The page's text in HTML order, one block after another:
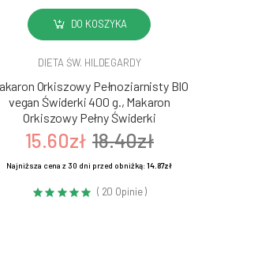
DO KOSZYKA
DIETA ŚW. HILDEGARDY
Orkiszowy Pełnoziarnisty BIO
vegan Świderki 400 g., Makaron
Orkiszowy Pełny Świderki
15.60zł 18.40zł
Najniższa cena z 30 dni przed obniżką:14.87zł
( 20 Opinie )